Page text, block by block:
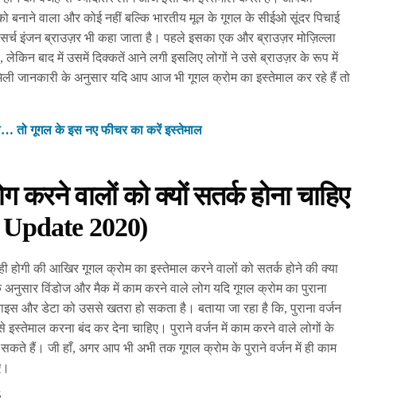
बनाने वाला और कोई नहीं बल्कि भारतीय मूल के गूगल के सीईओ सूंदर पिचाई
इंजन ब्राउज़र भी कहा जाता है। पहले इसका एक और ब्राउज़र मोज़िल्ला
लेकिन बाद में उसमें दिक्कतें आने लगी इसलिए लोगों ने उसे ब्राउज़र के रूप में
जानकारी के अनुसार यदि आप आज भी गूगल क्रोम का इस्तेमाल कर रहे हैं तो
तो गूगल के इस नए फीचर का करें इस्तेमाल
करने वालों को क्यों सतर्क होना चाहिए
2020)
होगी की आखिर गूगल क्रोम का इस्तेमाल करने वालों को सतर्क होने की क्या
विंडोज और मैक में काम करने वाले लोग यदि गूगल क्रोम का पुराना
और डेटा को उससे खतरा हो सकता है। बताया जा रहा है कि, पुराना वर्जन
करना बंद कर देना चाहिए। पुराने वर्जन में काम करने वाले लोगों के
सकते हैं। जी हाँ, अगर आप भी अभी तक गूगल क्रोम के पुराने वर्जन में ही काम